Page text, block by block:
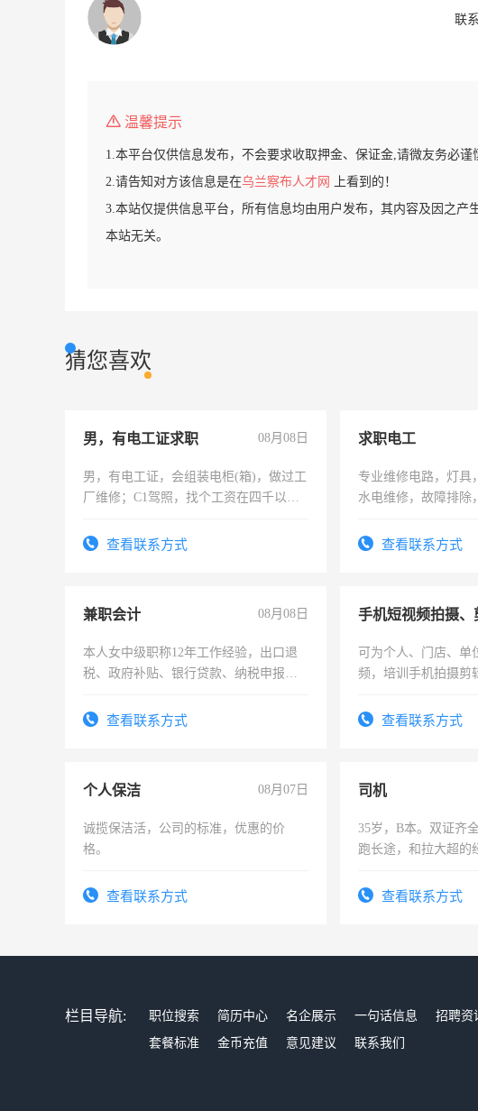
联
温馨提示
1.本平台仅供信息发布，不会要求收取押金、保证金,请微友务必谨
2.请告知对方该信息是在乌兰察布人才网
上看到的！
3.本站仅提供信息平台，所有信息均由用户发布，其内容及因之产
本站无关。
猜您喜欢
男，有电工证求职 08月08日
男，有电工证，会组装电柜(箱)，做过工
厂维修；C1驾照，找个工资在四千以
电话查看联系方式
求职电工
专业维修电路，灯具
水电维修，故障排除
查看联系方式
兼职会计 08月08日
本人女中级职称12年工作经验，出口退
税、政府补贴、银行贷款、纳税申报、
务，财务咨询等业务。欲求兼职会计工
查看联系方式
可为个人、门店、单
频，培训手机拍摄剪
频，培训手机拍摄剪
查看联系方式
个人保洁 08月07日
诚揽保洁活，公司的标准，优惠的价
格。
查看联系方式
司机
35岁，B本。双证齐
跑长途，和拉大超的
查看联系方式
栏目导航: 职位搜索 简历中心 名企展示 一句话信息 招聘资
套餐标准
金币充值 意见建议 联系我们